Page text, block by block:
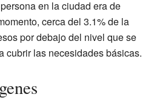
en la ciudad era de
cerca del 3.1% de la
por debajo del nivel que se
cubrir las necesidades básicas.